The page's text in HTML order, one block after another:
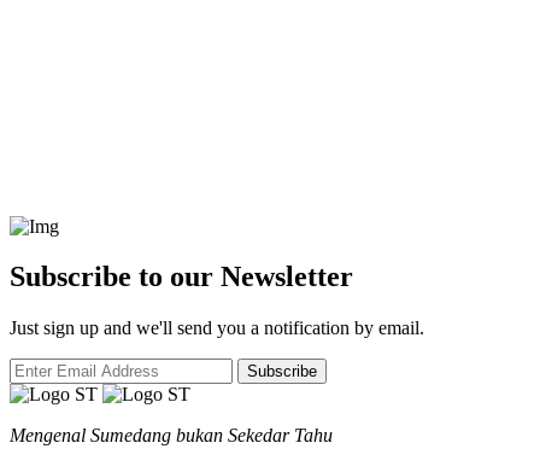
Subscribe to our Newsletter
Just sign up and we'll send you a notification by email.
Subscribe
Mengenal Sumedang bukan Sekedar Tahu